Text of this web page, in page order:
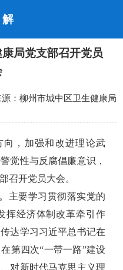
康局党支部召开党员
：柳州市城中区卫生健康局
向，加强和改进理论武
觉性与反腐倡廉意识，
召开党员大会。
主要学习贯彻落实党的
挥经济体制改革牵引作
传达学习习近平总书记在
第四次“一带一路”建设
对新时代马克思主义理